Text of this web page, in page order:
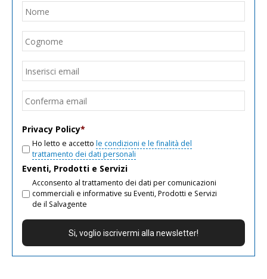
Nome
Email
Privacy Policy*
Ho letto e accetto le condizioni e le finalità del
trattamento dei dati personali
Eventi, Prodotti e Servizi
Acconsento al trattamento dei dati per comunicazioni
commerciali e informative su Eventi, Prodotti e Servizi
de il Salvagente